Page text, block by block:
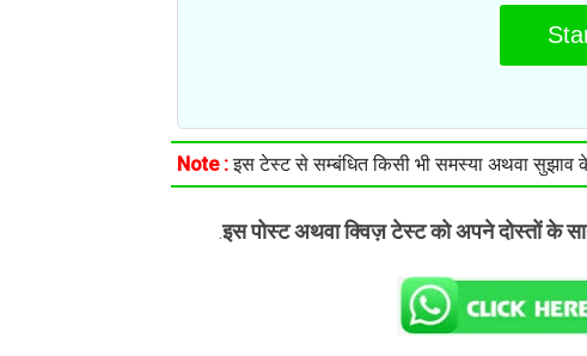
Note :इस टेस्ट से सम्बंधित किसी भी समस्या अथवा सुझाव
.इस पोस्ट अथवा क्विज़ टेस्ट को अपने दोस्तों के